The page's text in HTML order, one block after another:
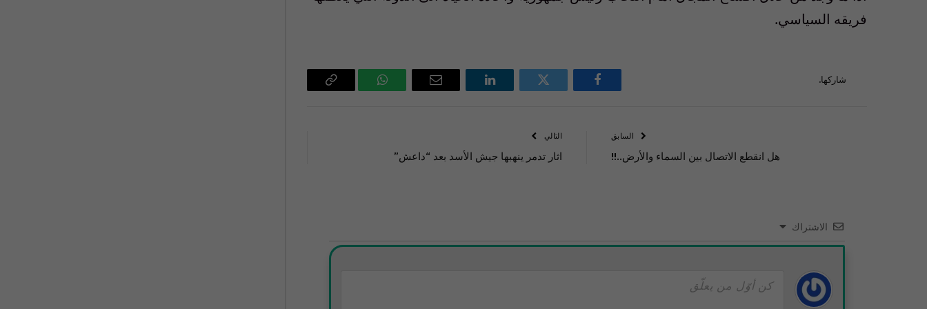
فريقه السياسي.
شاركها.
فيسبوك تويتر لينكدإن
البريد
واتساب
Copy
السابق
هل انقطع الاتصال بين السماء والأرض..!!
التالي
اثار تدمر ينهبها جيش الأسد بعد “داعش”
الاشتراك